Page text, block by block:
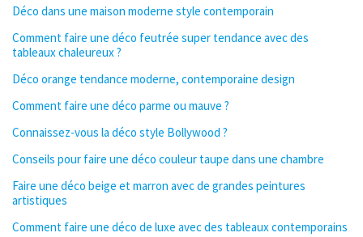
Déco dans une maison moderne style contemporain
Comment faire une déco feutrée super tendance avec des
tableaux chaleureux ?
Déco orange tendance moderne, contemporaine design
Comment faire une déco parme ou mauve ?
Connaissez-vous la déco style Bollywood ?
Conseils pour faire une déco couleur taupe dans une chambre
Faire une déco beige et marron avec de grandes peintures
artistiques
Comment faire une déco de luxe avec des tableaux contemporains